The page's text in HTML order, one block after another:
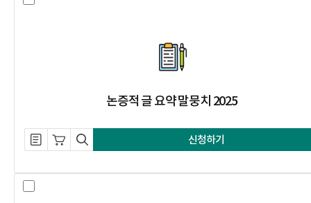
논증적 글 요약 말뭉치 2025
설명 자료 내려받기
장바구니 담기
미리보기 신청하기